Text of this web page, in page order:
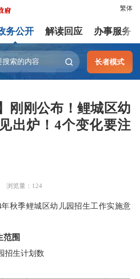
繁体
务公开 解读回应 办事服务
长者模式
刚刚公布！鲤城区幼
出炉！4个变化要注
浏览量： 124
秋季鲤城区幼儿园招生工作实施意
范围
生计划数